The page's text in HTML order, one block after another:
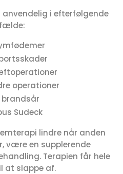
i efterfølgende
operationer
brandsår
Sudeck
lindre når anden
være en supplerende
Terapien får hele
at slappe af.